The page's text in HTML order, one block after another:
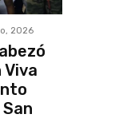
2026